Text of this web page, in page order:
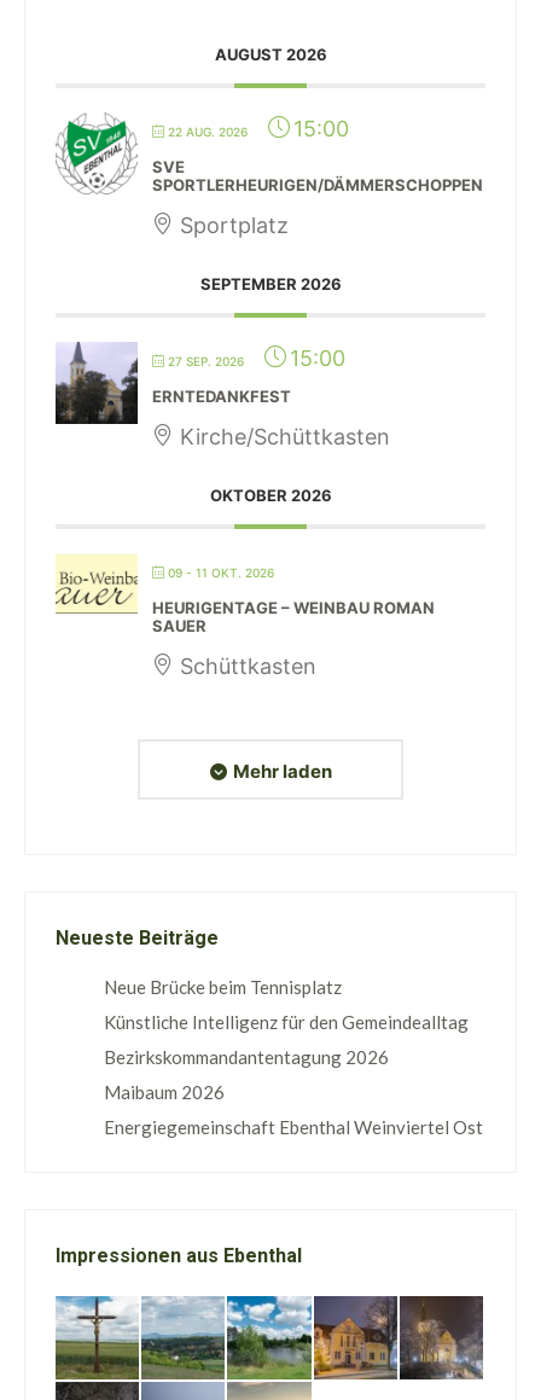
AUGUST 2026
22 AUG. 2026 15:00
SVE
SPORTLERHEURIGEN/DÄMMERSCHOPPEN
Sportplatz
SEPTEMBER 2026
27 SEP. 2026 15:00
ERNTEDANKFEST
Kirche/Schüttkasten
OKTOBER 2026
09 - 11 OKT. 2026
HEURIGENTAGE – WEINBAU ROMAN
SAUER
Schüttkasten
Mehr laden
Neueste Beiträge
Neue Brücke beim Tennisplatz
Künstliche Intelligenz für den Gemeindealltag
Bezirkskommandantentagung 2026
Maibaum 2026
Energiegemeinschaft Ebenthal Weinviertel Ost
Impressionen aus Ebenthal